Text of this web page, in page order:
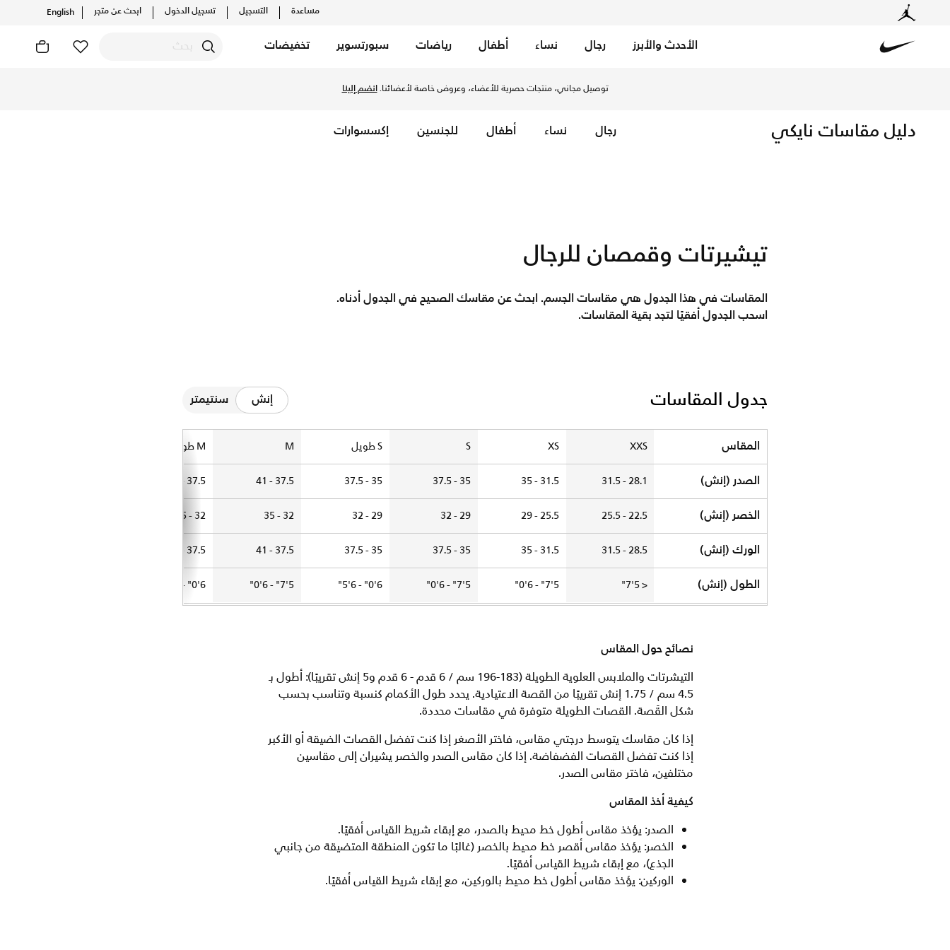
مساعدة التسجيل تسجيل الدخول ابحث عن متجر English
الأحدث والأبرز رجال نساء أطفال رياضات سبورتسوير تخفيضات
توصيل مجاني، منتجات حصرية للأعضاء، وعروض خاصة لأعضائنا.انضم إلينا
دليل مقاسات نايكي رجال نساء أطفال للجنسين إكسسوارات
تيشيرتات وقمصان للرجال
المقاسات في هذا الجدول هي مقاسات الجسم. ابحث عن مقاسك الصحيح في الجدول أدناه.
اسحب الجدول أفقيًا لتجد بقية المقاسات.
جدول المقاسات إنش سنتيمتر
Size Chart
المقاس XXS
XS
S S طويل M M طويل
الصدر (إنش) 28.1 - 31.5
31.5 - 35
35 - 37.5
35 - 37.5
37.5 - 41
37.5 - 41
الخصر (إنش) 22.5 - 25.5
25.5 - 29
29 - 32
29 - 32
32 - 35
32 - 35
الورك (إنش) 28.5 - 31.5
31.5 - 35
35 - 37.5
35 - 37.5
37.5 - 41
37.5 - 41
الطول (إنش) < 5'7"
5'7" - 6'0"
5'7" - 6'0"
6'0" - 6'5"
5'7" - 6'0"
6'0" - 6'5"
نصائح حول المقاس
التيشرتات والملابس العلوية الطويلة (183-196 سم / 6 قدم - 6 قدم و5 إنش تقريبًا): أطول بـ
4.5 سم / 1.75 إنش تقريبًا من القصة الاعتيادية. يحدد طول الأكمام كنسبة وتناسب بحسب
شكل القَصة. القصات الطويلة متوفرة في مقاسات محددة.
إذا كان مقاسك يتوسط درجتي مقاس، فاختر الأصغر إذا كنت تفضل القصات الضيقة أو الأكبر
إذا كنت تفضل القصات الفضفاضة. إذا كان مقاس الصدر والخصر يشيران إلى مقاسين
مختلفين، فاختر مقاس الصدر.
كيفية أخذ المقاس
الصدر: يؤخذ مقاس أطول خط محيط بالصدر، مع إبقاء شريط القياس أفقيًا.
الخصر: يؤخذ مقاس أقصر خط محيط بالخصر (غالبًا ما تكون المنطقة المتضيقة من جانبي
الجذع)، مع إبقاء شريط القياس أفقيًا.
الوركين: يؤخذ مقاس أطول خط محيط بالوركين، مع إبقاء شريط القياس أفقيًا.